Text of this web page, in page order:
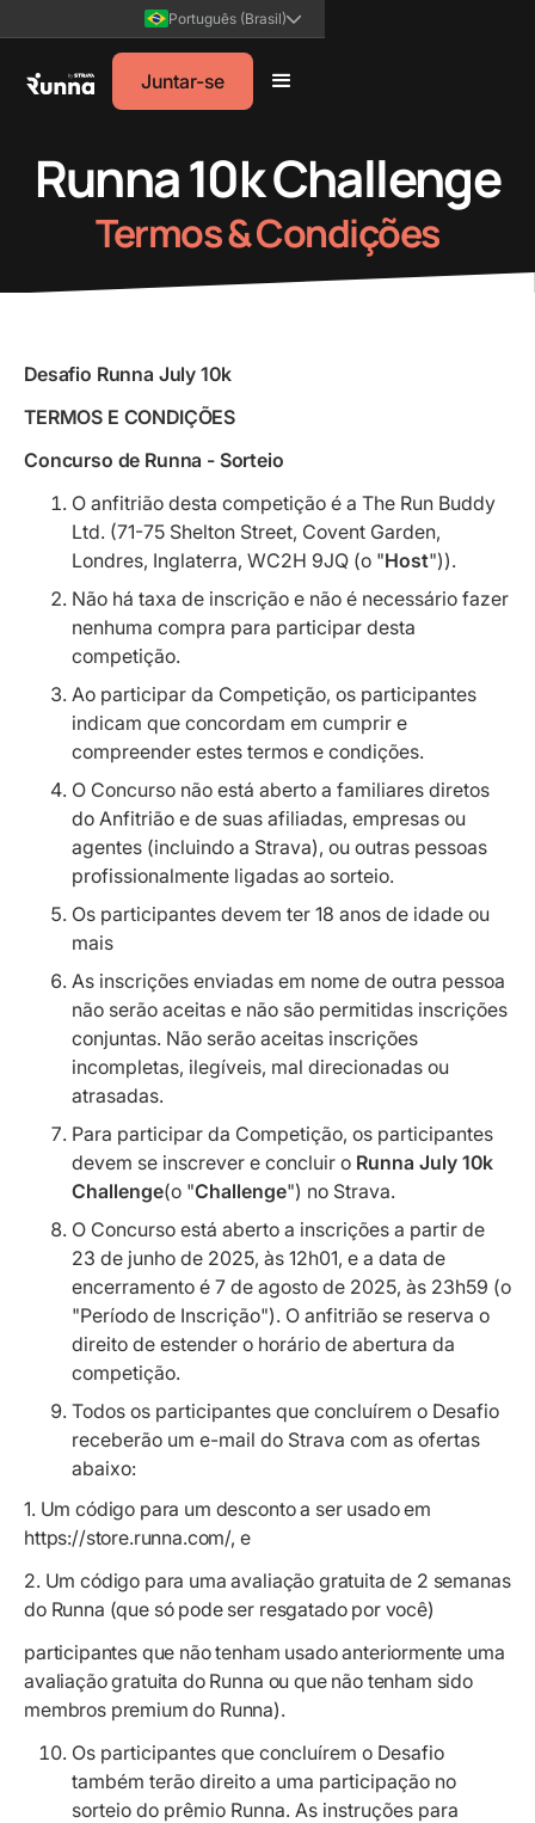
Português (Brasil)
Juntar-se
Runna 10k Challenge
Termos & Condições
Desafio Runna July 10k
TERMOS E CONDIÇÕES
Concurso de Runna - Sorteio
O anfitrião desta competição é a The Run Buddy
Ltd. (71-75 Shelton Street, Covent Garden,
Londres, Inglaterra, WC2H 9JQ (o "Host")).
Não há taxa de inscrição e não é necessário fazer
nenhuma compra para participar desta
competição.
Ao participar da Competição, os participantes
indicam que concordam em cumprir e
compreender estes termos e condições.
O Concurso não está aberto a familiares diretos
do Anfitrião e de suas afiliadas, empresas ou
agentes (incluindo a Strava), ou outras pessoas
profissionalmente ligadas ao sorteio.
Os participantes devem ter 18 anos de idade ou
mais
As inscrições enviadas em nome de outra pessoa
não serão aceitas e não são permitidas inscrições
conjuntas. Não serão aceitas inscrições
incompletas, ilegíveis, mal direcionadas ou
atrasadas.
Para participar da Competição, os participantes
devem se inscrever e concluir o Runna July 10k
Challenge(o "Challenge") no Strava.
O Concurso está aberto a inscrições a partir de
23 de junho de 2025, às 12h01, e a data de
encerramento é 7 de agosto de 2025, às 23h59 (o
"Período de Inscrição"). O anfitrião se reserva o
direito de estender o horário de abertura da
competição.
Todos os participantes que concluírem o Desafio
receberão um e-mail do Strava com as ofertas
abaixo:
1. Um código para um desconto a ser usado em
https://store.runna.com/, e
2. Um código para uma avaliação gratuita de 2 semanas
do Runna (que só pode ser resgatado por você)
participantes que não tenham usado anteriormente uma
avaliação gratuita do Runna ou que não tenham sido
membros premium do Runna).
Os participantes que concluírem o Desafio
também terão direito a uma participação no
sorteio do prêmio Runna. As instruções para